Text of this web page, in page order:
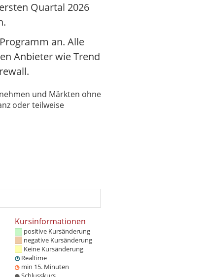
Quartal 2026
an. Alle
Anbieter wie Trend
und Märkten ohne
oder teilweise
Kursinformationen
positive Kursänderung
negative Kursänderung
Keine Kursänderung
Realtime
min 15. Minuten